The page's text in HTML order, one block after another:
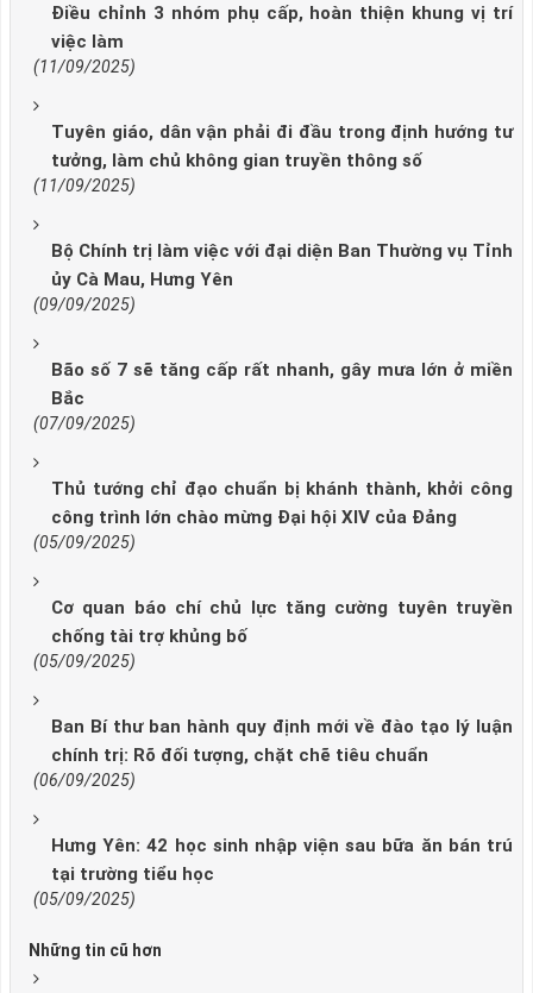
Điều chỉnh 3 nhóm phụ cấp, hoàn thiện khung vị trí
việc làm
(11/09/2025)
Tuyên giáo, dân vận phải đi đầu trong định hướng tư
tưởng, làm chủ không gian truyền thông số
(11/09/2025)
Bộ Chính trị làm việc với đại diện Ban Thường vụ Tỉnh
ủy Cà Mau, Hưng Yên
(09/09/2025)
Bão số 7 sẽ tăng cấp rất nhanh, gây mưa lớn ở miền
Bắc
(07/09/2025)
Thủ tướng chỉ đạo chuẩn bị khánh thành, khởi công
công trình lớn chào mừng Đại hội XIV của Đảng
(05/09/2025)
Cơ quan báo chí chủ lực tăng cường tuyên truyền
chống tài trợ khủng bố
(05/09/2025)
Ban Bí thư ban hành quy định mới về đào tạo lý luận
chính trị: Rõ đối tượng, chặt chẽ tiêu chuẩn
(06/09/2025)
Hưng Yên: 42 học sinh nhập viện sau bữa ăn bán trú
tại trường tiểu học
(05/09/2025)
Những tin cũ hơn